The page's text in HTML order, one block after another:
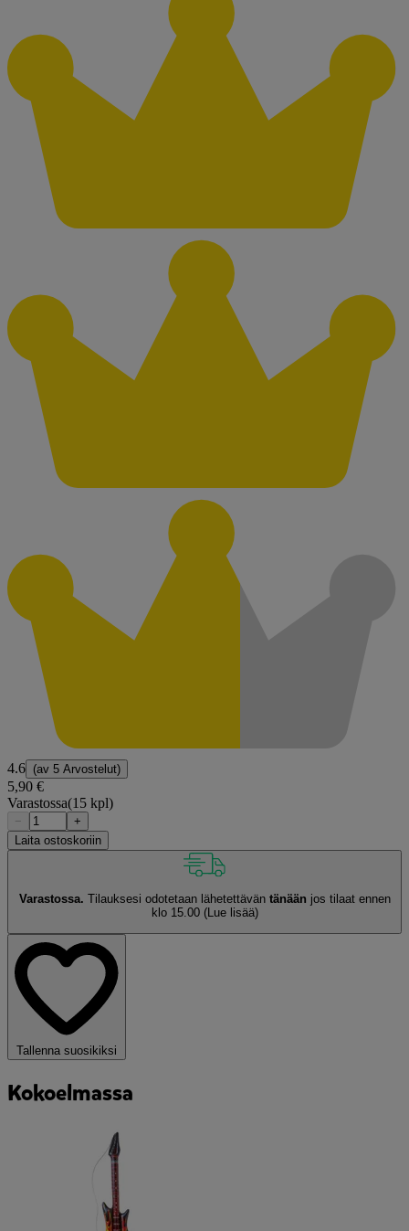
4.6 (av 5 Arvostelut)
5,90 €
Varastossa(15 kpl)
−
+
Laita ostoskoriin
Varastossa. Tilauksesi odotetaan lähetettävän tänään jos tilaat ennen
klo 15.00 (Lue lisää)
Tallenna suosikiksi
Kokoelmassa